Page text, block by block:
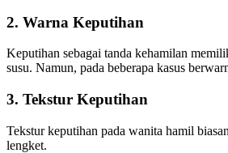
2. Warna Keputihan
Keputihan sebagai tanda kehamilan
susu. Namun, pada beberapa kasus
3. Tekstur Keputihan
Tekstur keputihan pada wanita hamil
lengket.